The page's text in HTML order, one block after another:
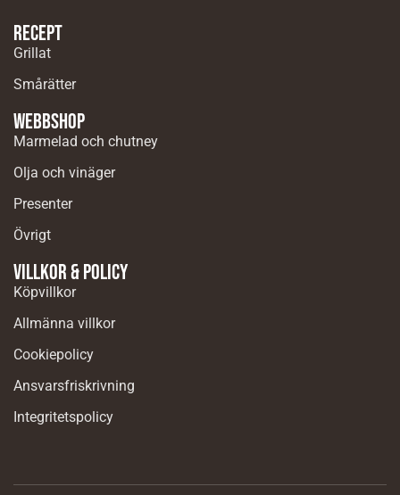
Recept
Grillat
Smårätter
Webbshop
Marmelad och chutney
Olja och vinäger
Presenter
Övrigt
Villkor & Policy
Köpvillkor
Allmänna villkor
Cookiepolicy
Ansvarsfriskrivning
Integritetspolicy